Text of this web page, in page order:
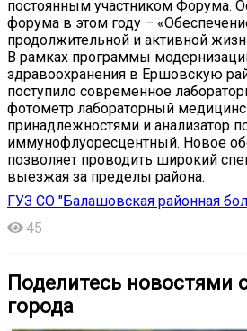
постоянным участником Форума.
форума в этом году –
продолжительной и активной
В рамках программы
здравоохранения в Ершовскую
поступило современное
фотометр лабораторный
принадлежностями и анализатор
иммунофлуоресцентный. Новое
позволяет проводить широкий
выезжая за пределы района.
ГУЗ СО "Балашовская районная
45
Поделитесь новостями
города